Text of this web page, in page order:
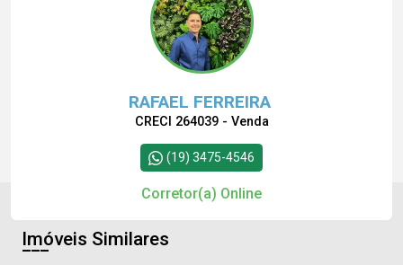
RAFAEL FERREIRA
CRECI 264039 - Venda
(19) 3475-4546
Corretor(a) Online
Imóveis Similares